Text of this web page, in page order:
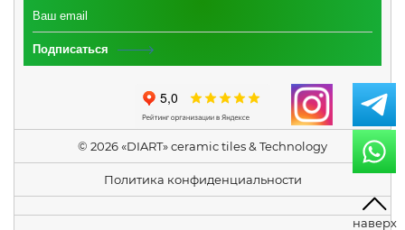
Подписаться
© 2026 «DIART» ceramic tiles & Technology
Политика конфиденциальности